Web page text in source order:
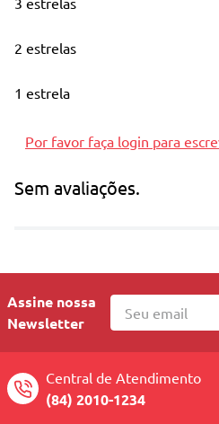
2 estrelas
1 estrela
Por favor faça login para
Sem avaliações.
Assine nossa
Newsletter
Central de Atendimento
(84) 2010-1234